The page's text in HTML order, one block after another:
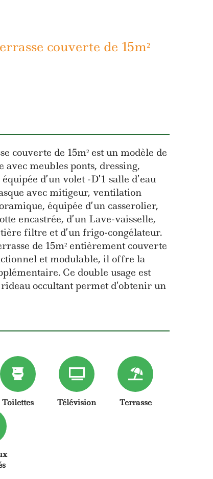
couverte de 15m²
couverte de 15m² est un modèle de
avec meubles ponts, dressing,
d’un volet -D’1 salle d’eau
avec mitigeur, ventilation
équipée d’un casserolier,
encastrée, d’un Lave-vaisselle,
filtre et d’un frigo-congélateur.
de 15m² entièrement couverte
et modulable, il offre la
Ce double usage est
occultant permet d’obtenir un
Toilettes Télévision Terrasse